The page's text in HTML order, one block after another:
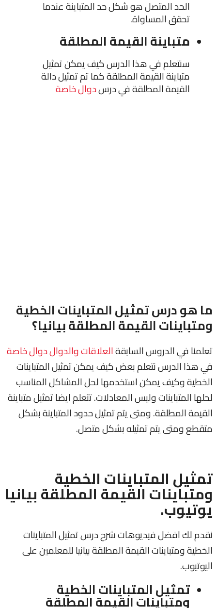
الحد المتصل هو شكل حد المتباينة عندما
تحقق المساواة.
متباينة القيمة المطلقة
سنتعلم في هذا الدرس كيف يمكن تمثيل
متباينة القيمة المطلقة كما تم تمثيل دالة
القيمة المطلقة في درسدوال خاصة
ما هو درس تمثيل المتباينات الخطية
ومتباينات القيمة المطلقة بيانيا؟
تعلمنا في الدروس السابقةالعلاقات والدوالدوال خاصة
في هذا الدرس نتعلم بعض كيف يمكن تمثيل المتباينات
الخطية وكيف يمكن استخدمها لحل المشاكل المناسب
لحلها المتباينات وليس المعادلات. تتعلم ايضا تمثيل متباينة
القيمة المطلقة. ومتى يتم تمثيل حدود المتباينة بشكل
متقطع ومتى يتم تمثيله بشكل متصل.
تمثيل المتباينات الخطية
ومتباينات القيمة المطلقة بيانيا
يوتيوب.
نقدم لك افضل فيديوهات شرح درس تمثيل المتباينات
الخطية ومتباينات القيمة المطلقة بيانيا للمعلمين على
اليوتيوب.
تمثيل المتباينات الخطية
ومتباينات القيمة المطلقة